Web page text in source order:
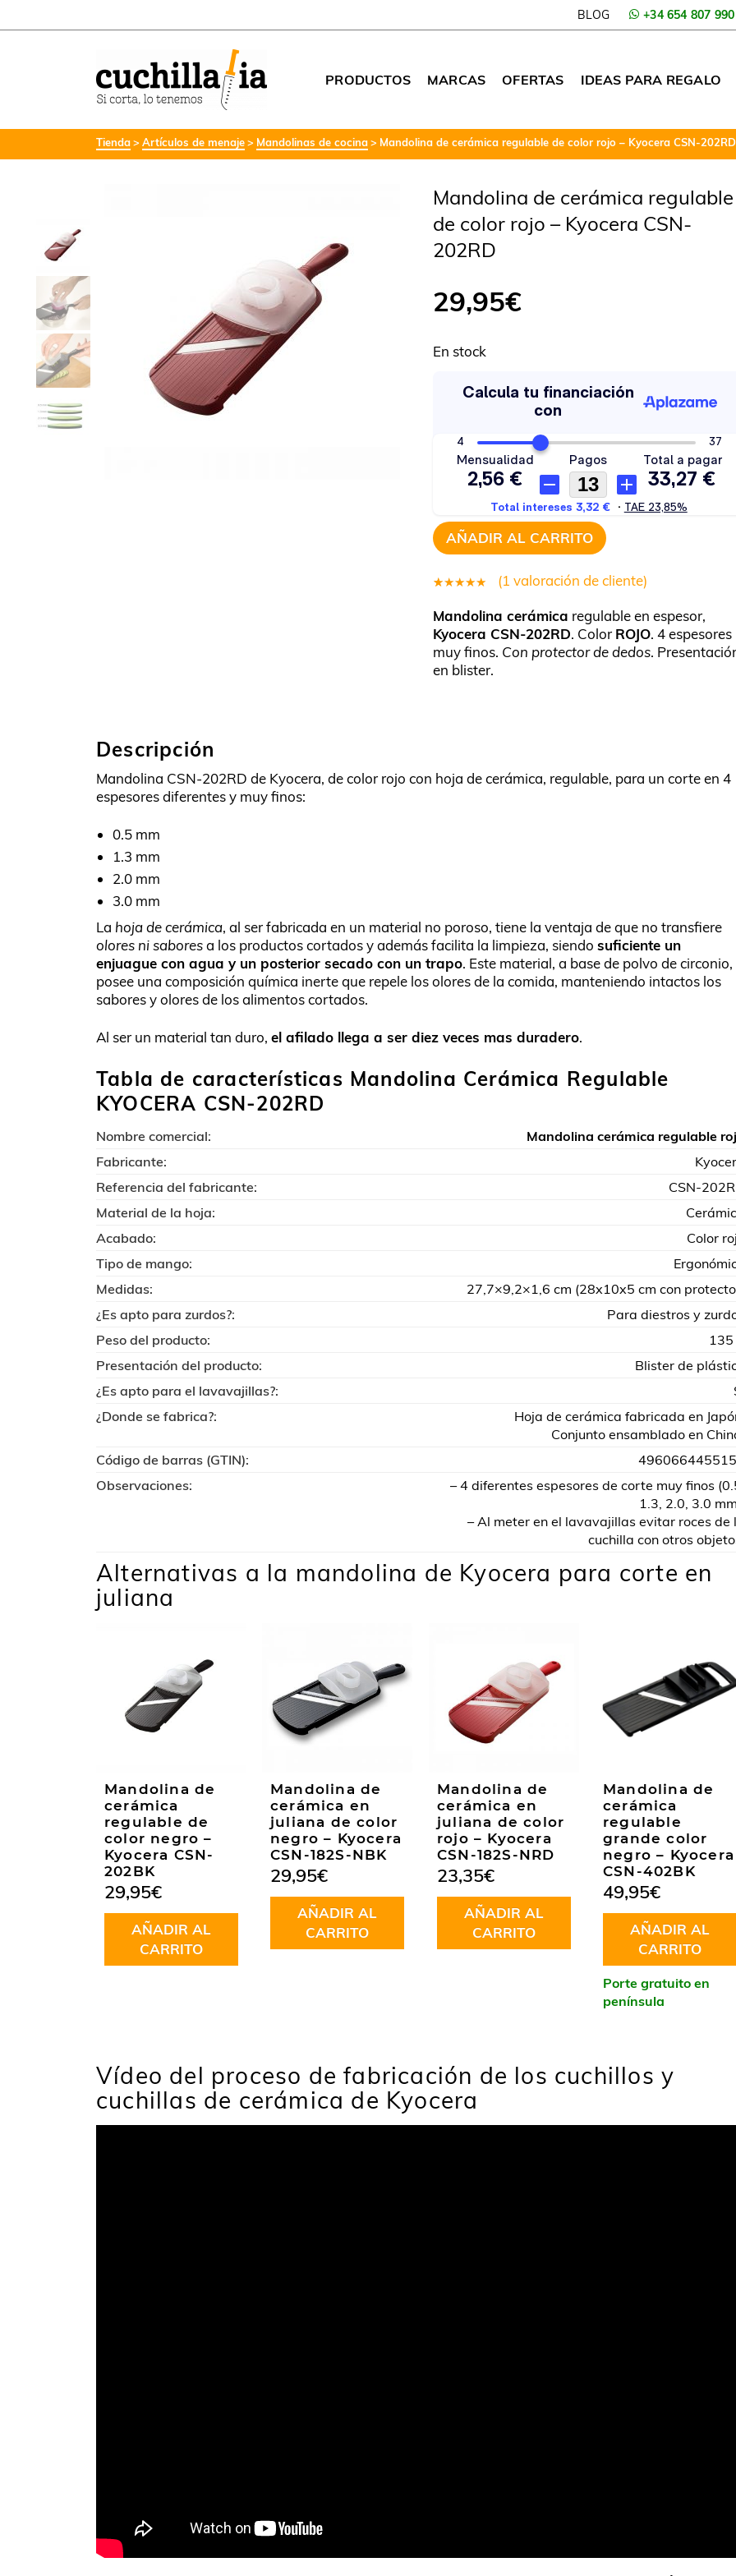
BLOG +34 654 807 990
PRODUCTOS MARCAS OFERTAS IDEAS PARA REGALO
Tienda Artículos de menaje Mandolinas de cocina Mandolina de cerámica regulable de color rojo – Kyocera CSN-202RD
Mandolina de cerámica regulable
de color rojo – Kyocera CSN-
202RD
29,95€
En stock
AÑADIR AL CARRITO
5.00sobre
5 basado
en
(1 valoración de cliente)
Mandolina cerámica regulable en espesor,
Kyocera CSN-202RD. Color ROJO. 4 espesores
muy finos. Con protector de dedos.
en blister.
Descripción
Mandolina CSN-202RD de Kyocera, de color rojo con hoja de cerámica, regulable, para un corte en 4
espesores diferentes y muy finos:
0.5 mm
1.3 mm
2.0 mm
3.0 mm
La hoja de cerámica, al ser fabricada en un material no poroso, tiene la ventaja de que no transfiere
olores ni saboresa los productos cortados y además facilita la limpieza, siendo suficiente un
enjuague con agua y un posterior secado con un trapo. Este material, a base de polvo de circonio,
posee una composición química inerte que repele los olores de la comida, manteniendo intactos los
sabores y olores de los alimentos cortados.
Al ser un material tan duro, el afilado llega a ser diez veces mas duradero.
Tabla de características Mandolina Cerámica Regulable
KYOCERA CSN-202RD
Nombre comercial:
Mandolina cerámica regulable
Fabricante:
Referencia del fabricante:
CSN-
Material de la hoja:
Acabado:
Color
Tipo de mango:
Medidas:
27,7×9,2×1,6 cm (28x10x5 cm con
¿Es apto para zurdos?:
Para diestros y
Peso del producto:
135
Presentación del producto:
Blister de
¿Es apto para el lavavajillas?:
¿Donde se fabrica?:
Hoja de cerámica fabricada en
Conjunto ensamblado en
Código de barras (GTIN):
Observaciones:
– 4 diferentes espesores de corte muy finos
1.3, 2.0, 3.0
– Al meter en el lavavajillas evitar roces de
cuchilla con otros
Alternativas a la mandolina de Kyocera para corte en
juliana
Mandolina de
cerámica
regulable de
color negro –
Kyocera CSN-
202BK
29,95€
AÑADIR AL
CARRITO
Mandolina de
cerámica en
juliana de color
negro – Kyocera
CSN-182S-NBK
29,95€
AÑADIR AL
CARRITO
Mandolina de
cerámica en
juliana de color
rojo – Kyocera
CSN-182S-NRD
23,35€
AÑADIR AL
CARRITO
Mandolina de
cerámica
regulable
grande color
negro – Kyocera
CSN-402BK
49,95€
AÑADIR AL
CARRITO
Porte gratuito en
península
Vídeo del proceso de fabricación de los cuchillos y
cuchillas de cerámica de Kyocera